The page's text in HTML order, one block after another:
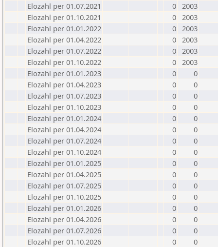
Elozahl per 01.07.2021
0 2003
Elozahl per 01.10.2021
0 2003
Elozahl per 01.01.2022
0 2003
Elozahl per 01.04.2022
0 2003
Elozahl per 01.07.2022
0 2003
Elozahl per 01.10.2022
0 2003
Elozahl per 01.01.2023
0
0
Elozahl per 01.04.2023
0
0
Elozahl per 01.07.2023
0
0
Elozahl per 01.10.2023
0
0
Elozahl per 01.01.2024
0
0
Elozahl per 01.04.2024
0
0
Elozahl per 01.07.2024
0
0
Elozahl per 01.10.2024
0
0
Elozahl per 01.01.2025
0
0
Elozahl per 01.04.2025
0
0
Elozahl per 01.07.2025
0
0
Elozahl per 01.10.2025
0
0
Elozahl per 01.01.2026
0
0
Elozahl per 01.04.2026
0
0
Elozahl per 01.07.2026
0
0
Elozahl per 01.10.2026
0 0